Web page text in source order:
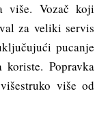
više. Vozač koji
za veliki servis
pucanje
Popravka
više od